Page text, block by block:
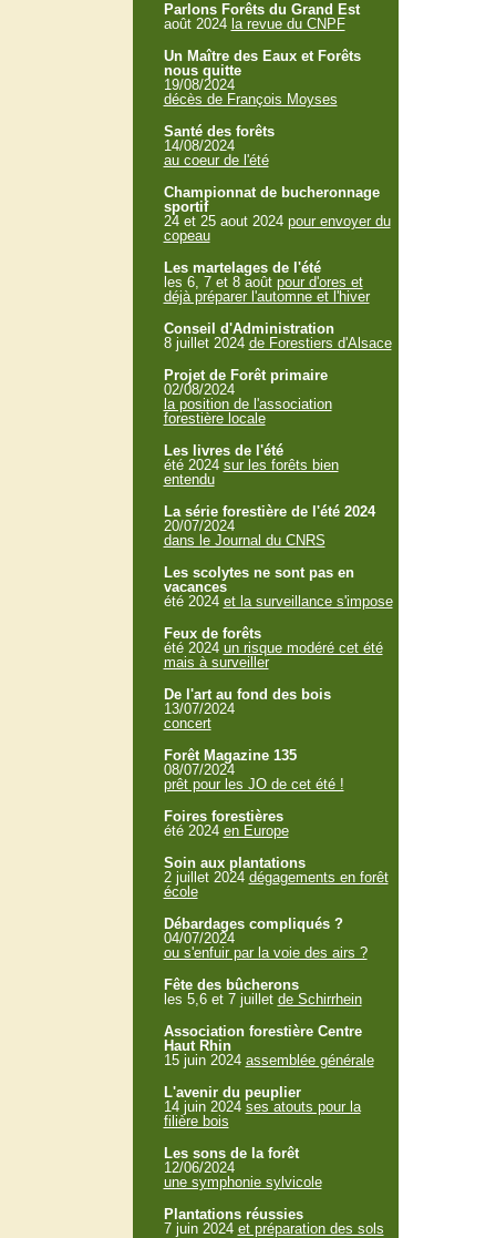
Parlons Forêts du Grand Est
août 2024 la revue du CNPF
Un Maître des Eaux et Forêts
nous quitte
19/08/2024
décès de François Moyses
Santé des forêts
14/08/2024
au coeur de l'été
Championnat de bucheronnage
sportif
24 et 25 aout 2024 pour envoyer du
copeau
Les martelages de l'été
les 6, 7 et 8 août pour d'ores et
déjà préparer l'automne et l'hiver
Conseil d'Administration
8 juillet 2024 de Forestiers d'Alsace
Projet de Forêt primaire
02/08/2024
la position de l'association
forestière locale
Les livres de l'été
été 2024 sur les forêts bien
entendu
La série forestière de l'été 2024
20/07/2024
dans le Journal du CNRS
Les scolytes ne sont pas en
vacances
été 2024 et la surveillance s'impose
Feux de forêts
été 2024 un risque modéré cet été
mais à surveiller
De l'art au fond des bois
13/07/2024
concert
Forêt Magazine 135
08/07/2024
prêt pour les JO de cet été !
Foires forestières
été 2024 en Europe
Soin aux plantations
2 juillet 2024 dégagements en forêt
école
Débardages compliqués ?
04/07/2024
ou s'enfuir par la voie des airs ?
Fête des bûcherons
les 5,6 et 7 juillet de Schirrhein
Association forestière Centre
Haut Rhin
15 juin 2024 assemblée générale
L'avenir du peuplier
14 juin 2024 ses atouts pour la
filière bois
Les sons de la forêt
12/06/2024
une symphonie sylvicole
Plantations réussies
7 juin 2024 et préparation des sols